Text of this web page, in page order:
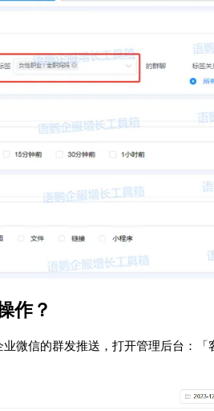
作？
微信的群发推送，打开管理后台：